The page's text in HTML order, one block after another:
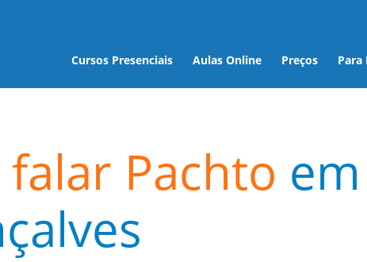
Cursos Presenciais Aulas Online Preços Para
Pachto em